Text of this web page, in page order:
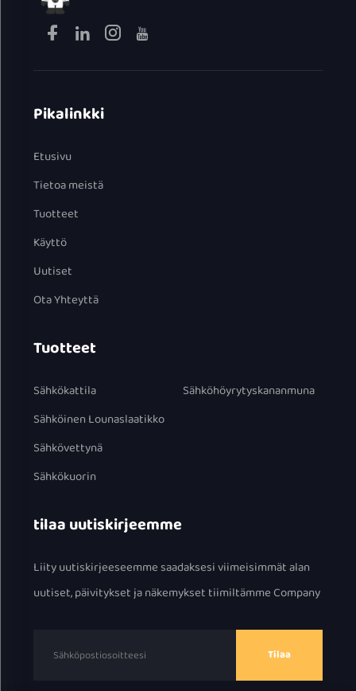
Pikalinkki
Etusivu
Tietoa meistä
Tuotteet
Käyttö
Uutiset
Ota Yhteyttä
Tuotteet
Sähkökattila
Sähköinen Lounaslaatikko
Sähkövettynä
Sähkökuorin
Sähköhöyrytyskananmuna
tilaa uutiskirjeemme
Liity uutiskirjeeseemme saadaksesi viimeisimmät alan
uutiset, päivitykset ja näkemykset tiimiltämme Company
Tilaa